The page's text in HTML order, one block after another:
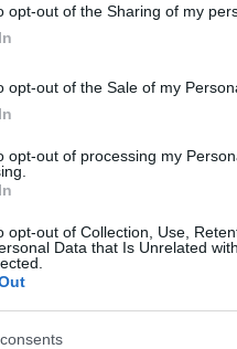
opt-out of the Sharing of my
opt-out of the Sale of my
opt-out of processing my
opt-out of Collection, Use,
Data that Is Unrelated
του Cine
2», την Πέμπτη στις
21:15μ.μ. στην
Τρίτη